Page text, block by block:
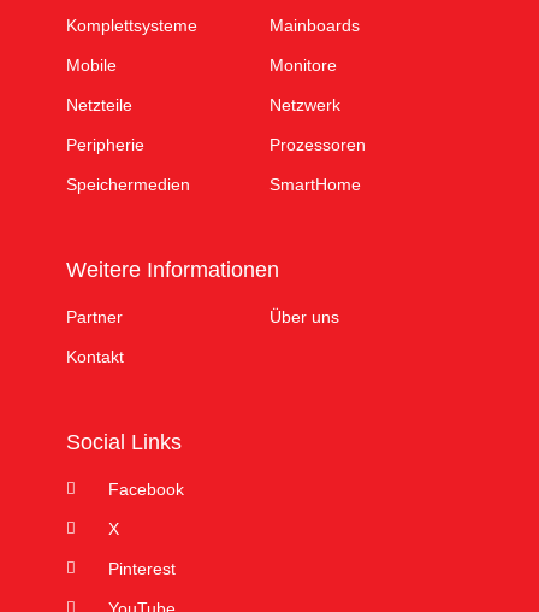
Komplettsysteme Mainboards
Mobile Monitore
Netzteile Netzwerk
Peripherie Prozessoren
Speichermedien SmartHome
Weitere Informationen
Partner Über uns
Kontakt
Social Links
Facebook
X
Pinterest